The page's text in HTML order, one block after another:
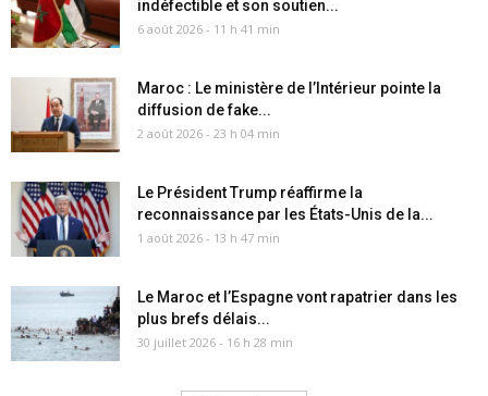
indéfectible et son soutien...
6 août 2026 - 11 h 41 min
Maroc : Le ministère de l’Intérieur pointe la
diffusion de fake...
2 août 2026 - 23 h 04 min
Le Président Trump réaffirme la
reconnaissance par les États-Unis de la...
1 août 2026 - 13 h 47 min
Le Maroc et l’Espagne vont rapatrier dans les
plus brefs délais...
30 juillet 2026 - 16 h 28 min